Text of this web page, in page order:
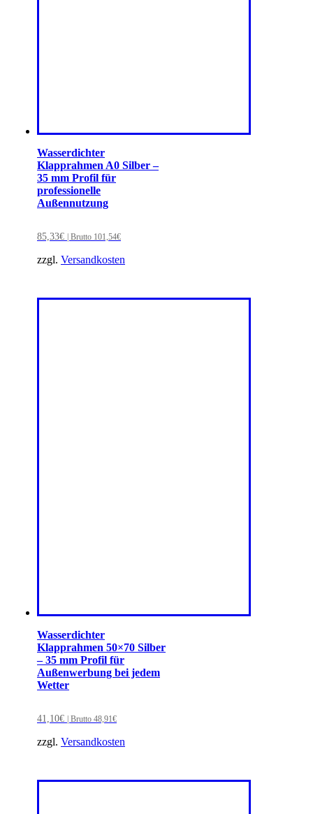
Wasserdichter
Klapprahmen A0 Silber –
35 mm Profil für
professionelle
Außennutzung
85,33€ | Brutto 101,54€
zzgl. Versandkosten
Wasserdichter
Klapprahmen 50×70 Silber
– 35 mm Profil für
Außenwerbung bei jedem
Wetter
41,10€ | Brutto 48,91€
zzgl. Versandkosten